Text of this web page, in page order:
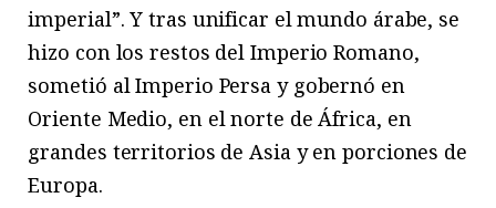
imperial”. Y tras unificar el mundo árabe, se
hizo con los restos del Imperio Romano,
sometió al Imperio Persa y gobernó en
Oriente Medio, en el norte de África, en
grandes territorios de Asia y en porciones de
Europa.